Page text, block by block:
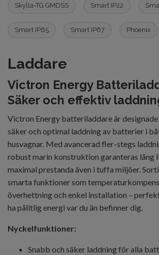
Skylla-TG GMDSS Smart IP22
Smart IP65 Smart IP67 Phoenix
Laddare
Victron Energy
Säker och effektiv
Victron Energy batteriladdare är
säker och optimal laddning av batterier i
husvagnar. Med avancerad fler-stegs
robust marin konstruktion garanteras lång
maximal prestanda även i tuffa miljöer.
smarta funktioner som
överhettning och enkel installation –
ha pålitlig energi var du än befinner dig.
Nyckelfunktioner:
Snabb och säker laddning för alla